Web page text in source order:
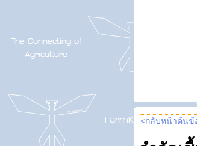
<กลับหน้าค้นข้